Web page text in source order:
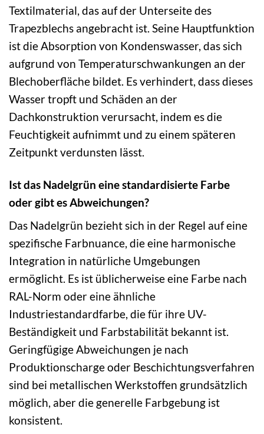
Textilmaterial, das auf der Unterseite des
Trapezblechs angebracht ist. Seine Hauptfunktion
ist die Absorption von Kondenswasser, das sich
aufgrund von Temperaturschwankungen an der
Blechoberfläche bildet. Es verhindert, dass dieses
Wasser tropft und Schäden an der
Dachkonstruktion verursacht, indem es die
Feuchtigkeit aufnimmt und zu einem späteren
Zeitpunkt verdunsten lässt.
Ist das Nadelgrün eine standardisierte Farbe
oder gibt es Abweichungen?
Das Nadelgrün bezieht sich in der Regel auf eine
spezifische Farbnuance, die eine harmonische
Integration in natürliche Umgebungen
ermöglicht. Es ist üblicherweise eine Farbe nach
RAL-Norm oder eine ähnliche
Industriestandardfarbe, die für ihre UV-
Beständigkeit und Farbstabilität bekannt ist.
Geringfügige Abweichungen je nach
Produktionscharge oder Beschichtungsverfahren
sind bei metallischen Werkstoffen grundsätzlich
möglich, aber die generelle Farbgebung ist
konsistent.